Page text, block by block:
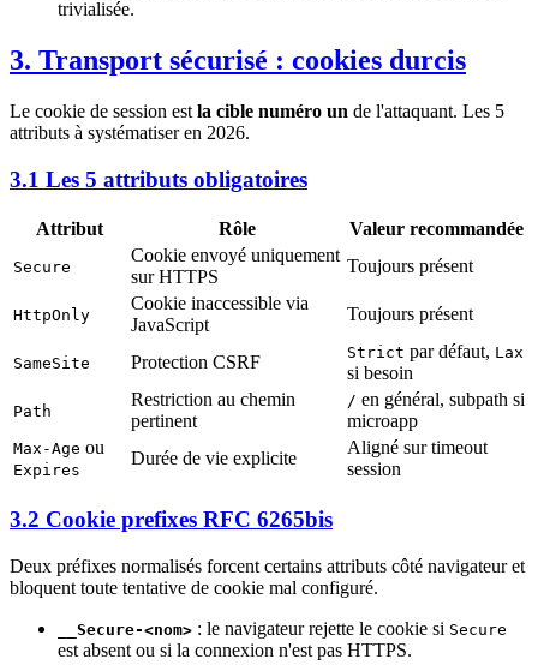
trivialisée.
3. Transport sécurisé : cookies durcis
Le cookie de session est la cible numéro un de l'attaquant. Les 5
attributs à systématiser en 2026.
3.1 Les 5 attributs obligatoires
Attribut Rôle Valeur recommandée
Secure
Cookie envoyé uniquement
sur HTTPS
Toujours présent
HttpOnly
Cookie inaccessible via
JavaScript
Toujours présent
SameSite Protection CSRF Strict par défaut, Lax
si besoin
Path
Restriction au chemin
pertinent
/ en général, subpath si
microapp
Max-Age ou
Expires
Durée de vie explicite
Aligné sur timeout
session
3.2 Cookie prefixes RFC 6265bis
Deux préfixes normalisés forcent certains attributs côté navigateur et
bloquent toute tentative de cookie mal configuré.
__Secure-<nom> : le navigateur rejette le cookie si Secure
est absent ou si la connexion n'est pas HTTPS.